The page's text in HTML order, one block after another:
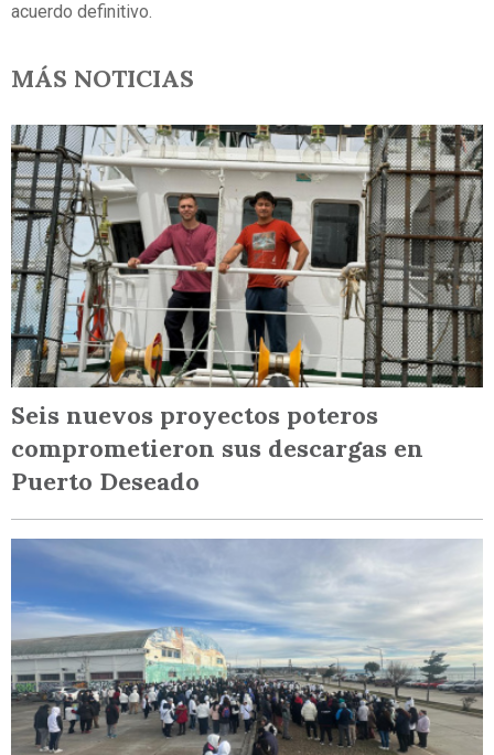
acuerdo definitivo.
MÁS NOTICIAS
Seis nuevos proyectos poteros
comprometieron sus descargas en
Puerto Deseado